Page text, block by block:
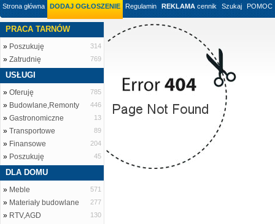
Strona główna DODAJ OGŁOSZENIE Regulamin REKLAMA cennik Szukaj POMOC
PRACA TARNÓW
» Poszukuję 314
» Zatrudnię 769
USŁUGI
» Oferuję 785
» Budowlane,Remonty 446
» Gastronomiczne 13
» Transportowe 89
» Finansowe 204
» Poszukuję 45
DLA DOMU
» Meble 571
» Materiały budowlane 277
» RTV,AGD 130